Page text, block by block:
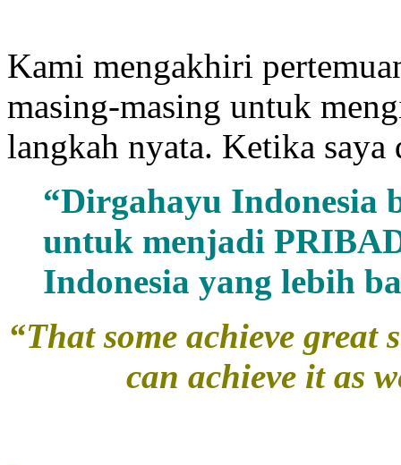
Kami mengakhiri
masing-masing untuk
langkah nyata. Ketika
“Dirgahayu Indonesia
untuk menjadi
Indonesia yang lebih
“That some achieve
can achieve it as